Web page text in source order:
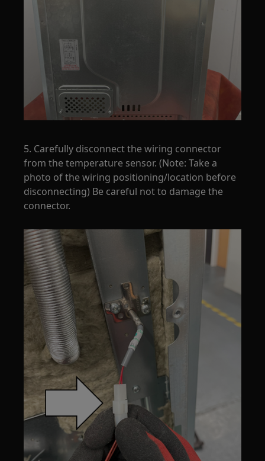
5. Carefully disconnect the wiring connector
from the temperature sensor. (Note: Take a
photo of the wiring positioning/location before
disconnecting) Be careful not to damage the
connector.